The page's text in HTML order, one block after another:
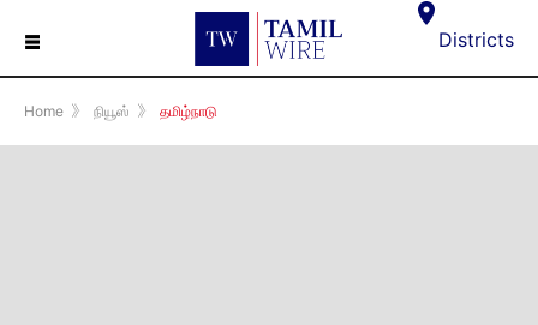
☰ Districts
Home 》 நியூஸ் 》 தமிழ்நாடு